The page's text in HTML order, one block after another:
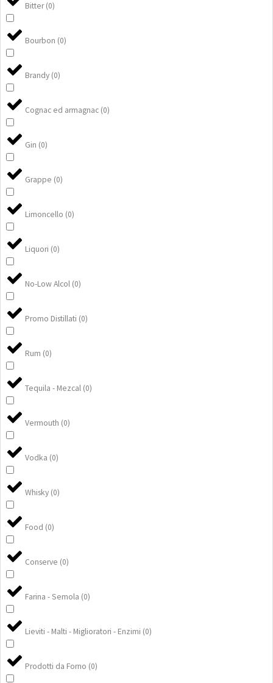
Bitter (0)
Bourbon (0)
Brandy (0)
Cognac ed armagnac (0)
Gin (0)
Grappe (0)
Limoncello (0)
Liquori (0)
No-Low Alcol (0)
Promo Distillati (0)
Rum (0)
Tequila - Mezcal (0)
Vermouth (0)
Vodka (0)
Whisky (0)
Food (0)
Conserve (0)
Farina - Semola (0)
Lieviti - Malti - Miglioratori - Enzimi (0)
Prodotti da Forno (0)